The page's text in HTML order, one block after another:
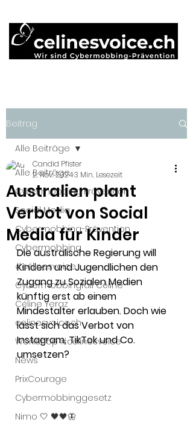
Beitrag
Alle Beiträge
Cybermobbing Prävention
Social Media
Cybermobbing-Prävention
Cybermobbing
#célinesvoice
Cybermobbingfall Céline
Céline Yeraz
celinesvoice.ch
Workshop #célinesvoice
News
PrixCourage
Cybermobbinggesetz
Nimo 🤍 🖤🖤🦋
Alle Beiträge
Australien plant
Verbot von Social
Media für Kinder
Candid Pfister
2. Nov. 20243 Min. Lesezeit
Die australische Regierung will
Kindern und Jugendlichen den
Zugang zu Sozialen Medien
künftig erst ab einem
Mindestalter erlauben. Doch wie
lässt sich das Verbot von
Instagram, TikTok und Co.
umsetzen?